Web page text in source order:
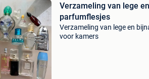
Verzameling van lege
parfumflesjes
Verzameling van lege en
voor kamers